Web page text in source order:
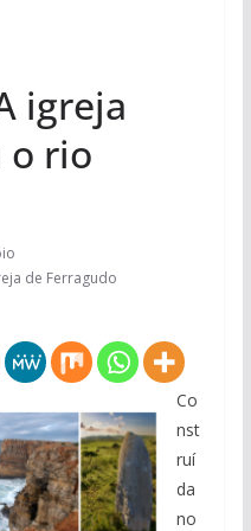
igreja
o rio
de Ferragudo
Co
nst
ruí
da
no